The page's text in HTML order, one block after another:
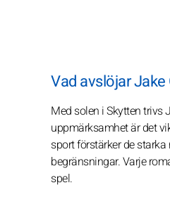
Vad avslöjar
Med solen i Skytten trivs
uppmärksamhet är det
sport förstärker de
begränsningar. Varje
spel.